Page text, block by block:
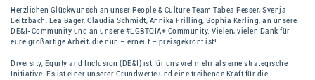
Herzlichen Glückwunsch an unser People & Culture Team Tabea Fesser, Svenja
Leitzbach, Lea Bäger, Claudia Schmidt, Annika Frilling, Sophia Kerling, an unsere
DE&I-Community und an unsere #LGBTQIA+ Community. Vielen, vielen Dank für
eure großartige Arbeit, die nun – erneut – preisgekrönt ist!
Diversity, Equity and Inclusion (DE&I) ist für uns viel mehr als eine strategische
Initiative. Es ist einer unserer Grundwerte und eine treibende Kraft für die